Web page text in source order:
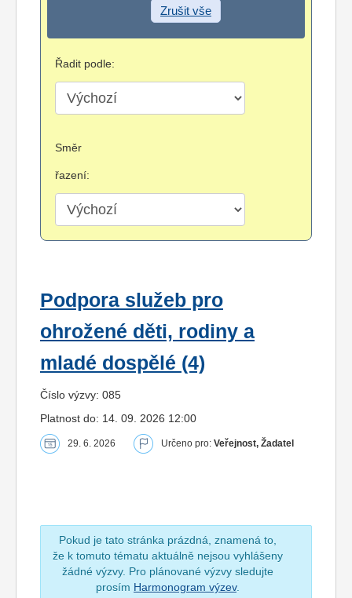
Zrušit vše
Řadit podle:
Směr
řazení:
Podpora služeb pro
ohrožené děti, rodiny a
mladé dospělé (4)
Číslo výzvy: 085
Platnost do: 14. 09. 2026 12:00
29. 6. 2026 Určeno pro: Veřejnost, Žadatel
Pokud je tato stránka prázdná, znamená to,
že k tomuto tématu aktuálně nejsou vyhlášeny
žádné výzvy. Pro plánované výzvy sledujte
prosím Harmonogram výzev.